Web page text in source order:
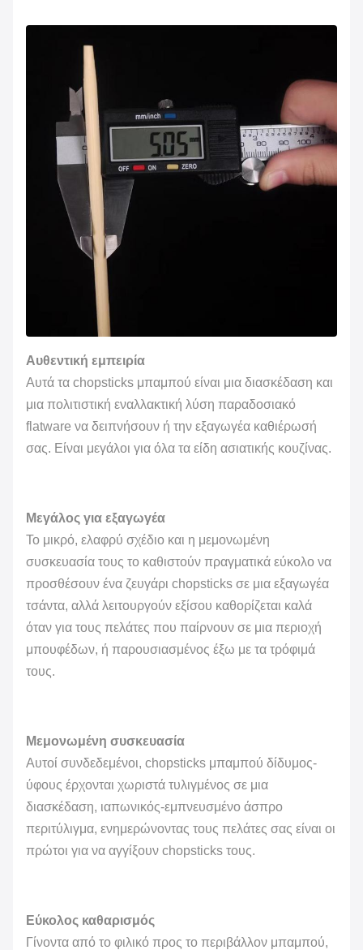
Αυθεντική εμπειρία
Αυτά τα chopsticks μπαμπού είναι μια διασκέδαση και
μια πολιτιστική εναλλακτική λύση παραδοσιακό
flatware να δειπνήσουν ή την εξαγωγέα καθιέρωσή
σας. Είναι μεγάλοι για όλα τα είδη ασιατικής κουζίνας.
Μεγάλος για εξαγωγέα
Το μικρό, ελαφρύ σχέδιο και η μεμονωμένη
συσκευασία τους το καθιστούν πραγματικά εύκολο να
προσθέσουν ένα ζευγάρι chopsticks σε μια εξαγωγέα
τσάντα, αλλά λειτουργούν εξίσου καθορίζεται καλά
όταν για τους πελάτες που παίρνουν σε μια περιοχή
μπουφέδων, ή παρουσιασμένος έξω με τα τρόφιμά
τους.
Μεμονωμένη συσκευασία
Αυτοί συνδεδεμένοι, chopsticks μπαμπού δίδυμος-
ύφους έρχονται χωριστά τυλιγμένος σε μια
διασκέδαση, ιαπωνικός-εμπνευσμένο άσπρο
περιτύλιγμα, ενημερώνοντας τους πελάτες σας είναι οι
πρώτοι για να αγγίξουν chopsticks τους.
Εύκολος καθαρισμός
Γίνοντα από το φιλικό προς το περιβάλλον μπαμπού,